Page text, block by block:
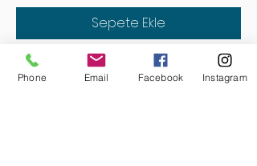
Sepete Ekle
Hemen Satın Al
Phone Email Facebook Instagram